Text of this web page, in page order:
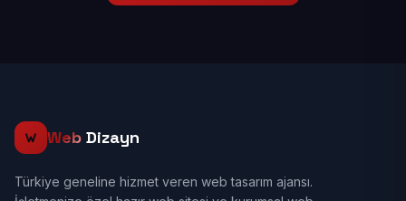
Web Dizayn
Türkiye geneline hizmet veren web tasarım ajansı.